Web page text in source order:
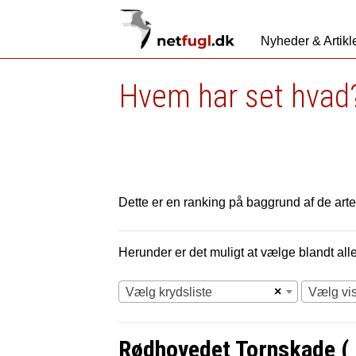
Nyheder &
Hvem har set
Dette er en ranking på baggrund af de
Herunder er det muligt at vælge blandt
×
Vælg krydsliste Vælg
Rødhovedet Tornskade